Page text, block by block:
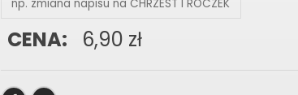
CENA: 6,90 zł